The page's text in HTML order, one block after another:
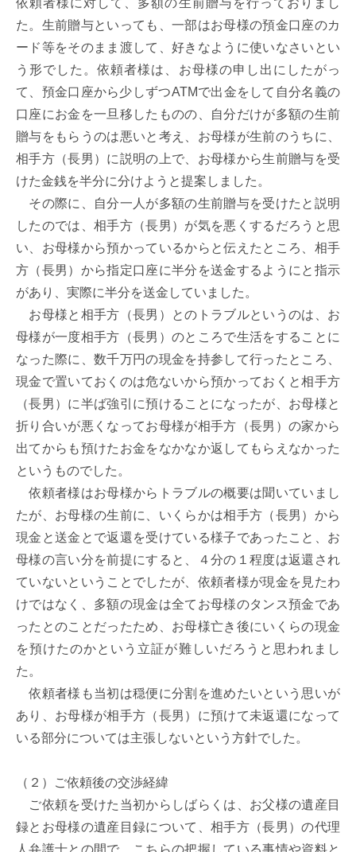
た。生前贈与といっても、一部はお母様の預金口座のカ
ード等をそのまま渡して、好きなように使いなさいとい
う形でした。依頼者様は、お母様の申し出にしたがっ
て、預金口座から少しずつATMで出金をして自分名義の
口座にお金を一旦移したものの、自分だけが多額の生前
贈与をもらうのは悪いと考え、お母様が生前のうちに、
相手方（長男）に説明の上で、お母様から生前贈与を受
けた金銭を半分に分けようと提案しました。
その際に、自分一人が多額の生前贈与を受けたと説明
したのでは、相手方（長男）が気を悪くするだろうと思
い、お母様から預かっているからと伝えたところ、相手
方（長男）から指定口座に半分を送金するようにと指示
があり、実際に半分を送金していました。
お母様と相手方（長男）とのトラブルというのは、お
母様が一度相手方（長男）のところで生活をすることに
なった際に、数千万円の現金を持参して行ったところ、
現金で置いておくのは危ないから預かっておくと相手方
（長男）に半ば強引に預けることになったが、お母様と
折り合いが悪くなってお母様が相手方（長男）の家から
出てからも預けたお金をなかなか返してもらえなかった
というものでした。
依頼者様はお母様からトラブルの概要は聞いていまし
たが、お母様の生前に、いくらかは相手方（長男）から
現金と送金とで返還を受けている様子であったこと、お
母様の言い分を前提にすると、４分の１程度は返還され
ていないということでしたが、依頼者様が現金を見たわ
けではなく、多額の現金は全てお母様のタンス預金であ
ったとのことだったため、お母様亡き後にいくらの現金
を預けたのかという立証が難しいだろうと思われまし
た。
依頼者様も当初は穏便に分割を進めたいという思いが
あり、お母様が相手方（長男）に預けて未返還になって
いる部分については主張しないという方針でした。
（２）ご依頼後の交渉経緯
ご依頼を受けた当初からしばらくは、お父様の遺産目
録とお母様の遺産目録について、相手方（長男）の代理
人弁護士との間で、こちらの把握している事情や資料と